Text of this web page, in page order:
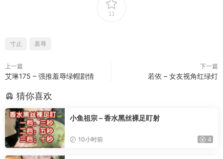
11
寸止 羞辱
上一篇
艾琳175 – 强推羞辱绿帽剧情
下一篇
若依 – 女友视角红绿灯
猜你喜欢
小鱼祖宗 – 香水黑丝裸足盯射
10小时前 4